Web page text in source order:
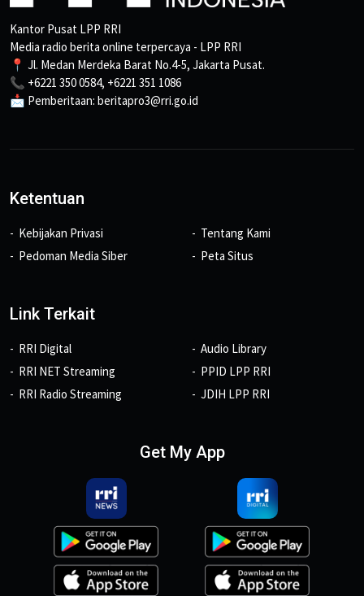
Kantor Pusat LPP RRI
Media radio berita online terpercaya - LPP RRI
📍 Jl. Medan Merdeka Barat No.4-5, Jakarta Pusat.
📞 +6221 350 0584, +6221 351 1086
📩 Pemberitaan: beritapro3@rri.go.id
Ketentuan
Kebijakan Privasi
Pedoman Media Siber
Tentang Kami
Peta Situs
Link Terkait
RRI Digital
RRI NET Streaming
RRI Radio Streaming
Audio Library
PPID LPP RRI
JDIH LPP RRI
Get My App